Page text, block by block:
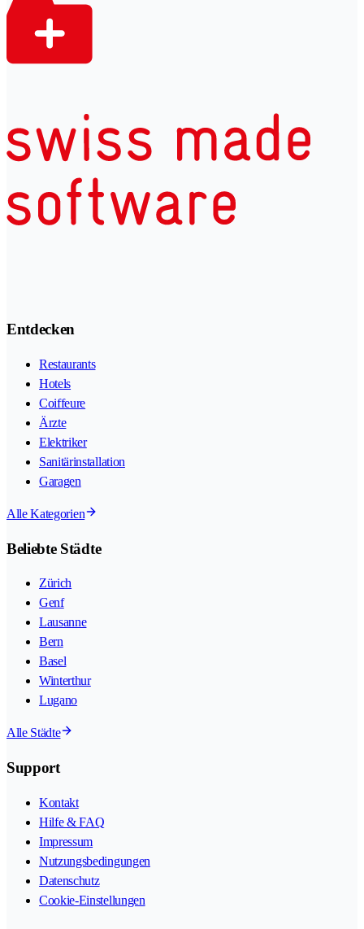
Entdecken
Restaurants
Hotels
Coiffeure
Ärzte
Elektriker
Sanitärinstallation
Garagen
Alle Kategorien
Beliebte Städte
Zürich
Genf
Lausanne
Bern
Basel
Winterthur
Lugano
Alle Städte
Support
Kontakt
Hilfe & FAQ
Impressum
Nutzungsbedingungen
Datenschutz
Cookie-Einstellungen